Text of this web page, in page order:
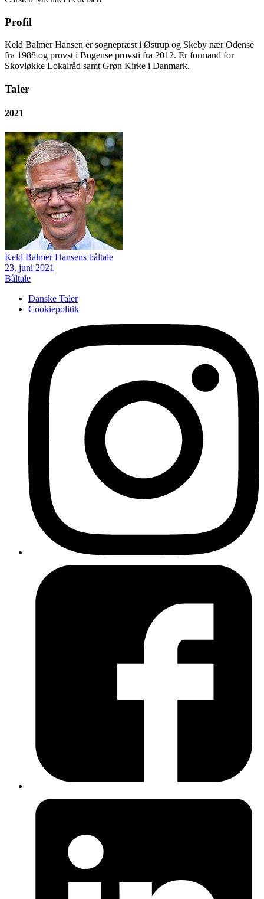
Profil
Keld Balmer Hansen er sognepræst i Østrup og Skeby nær Odense
fra 1988 og provst i Bogense provsti fra 2012. Er formand for
Skovløkke Lokalråd samt Grøn Kirke i Danmark.
Taler
2021
Keld Balmer Hansens båltale
23. juni 2021
Båltale
Danske Taler
Cookiepolitik